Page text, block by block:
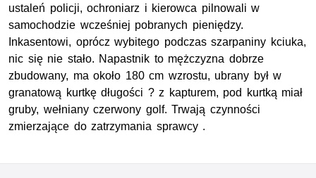
ustaleń policji, ochroniarz i kierowca pilnowali w
samochodzie wcześniej pobranych pieniędzy.
Inkasentowi, oprócz wybitego podczas szarpaniny kciuka,
nic się nie stało. Napastnik to mężczyzna dobrze
zbudowany, ma około 180 cm wzrostu, ubrany był w
granatową kurtkę długości ? z kapturem, pod kurtką miał
gruby, wełniany czerwony golf. Trwają czynności
zmierzające do zatrzymania sprawcy .